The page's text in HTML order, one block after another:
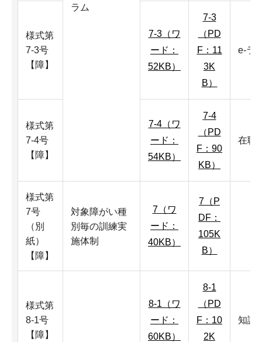
ラム
様式第
7-3号
【障】
7-3（ワ
ード：
52KB）
7-3
（PD
F：11
3K
B）
e-ラ
様式第
7-4号
【障】
7-4（ワ
ード：
54KB）
7-4
（PD
F：90
KB）
在職
様式第
7号
（別
紙）
【障】
対象障がい種
別毎の訓練実
施体制
7（ワ
ード：
40KB）
7（P
DF：
105K
B）
様式第
8-1号
【障】
8-1（ワ
ード：
60KB）
8-1
（PD
F：10
2K
知識